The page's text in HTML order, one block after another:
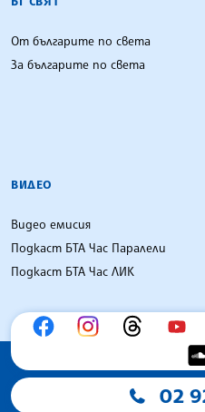
От българите по света
За българите по света
ВИДЕО
Видео емисия
Подкаст БТА Час Паралели
Подкаст БТА Час ЛИК
02